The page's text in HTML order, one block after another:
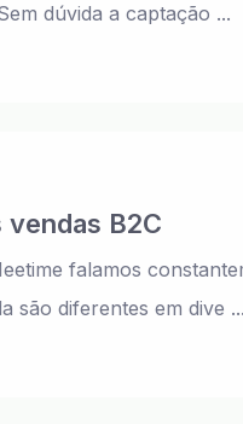
dúvida a captação ...
B2C
falamos
são diferentes em dive ...